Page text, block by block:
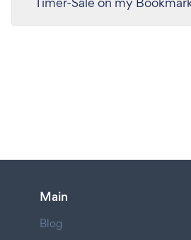
Main
Blog